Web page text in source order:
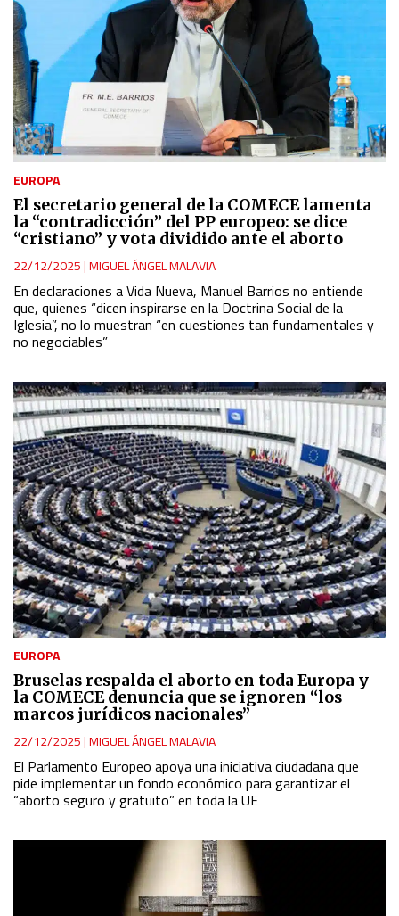
EUROPA
El secretario general de la COMECE lamenta
la “contradicción” del PP europeo: se dice
“cristiano” y vota dividido ante el aborto
22/12/2025|MIGUEL ÁNGEL MALAVIA
En declaraciones a Vida Nueva, Manuel Barrios no entiende
que, quienes “dicen inspirarse en la Doctrina Social de la
Iglesia”, no lo muestran “en cuestiones tan fundamentales y
no negociables”
EUROPA
Bruselas respalda el aborto en toda Europa y
la COMECE denuncia que se ignoren “los
marcos jurídicos nacionales”
22/12/2025|MIGUEL ÁNGEL MALAVIA
El Parlamento Europeo apoya una iniciativa ciudadana que
pide implementar un fondo económico para garantizar el
“aborto seguro y gratuito” en toda la UE